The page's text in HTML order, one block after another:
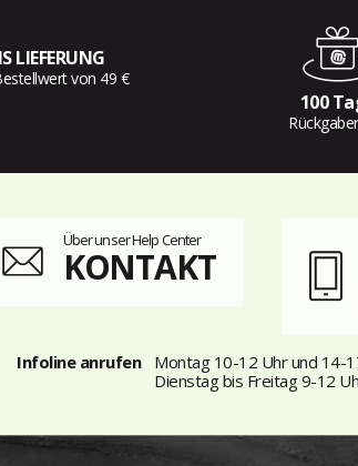
LIEFERUNG
von 49 €
100
Über unser Help Center
KONTAKT
Infoline anrufen
Montag 10-12 Uhr und 14-
Dienstag bis Freitag 9-12